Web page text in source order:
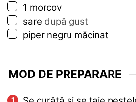
▢
1 morcov
▢
sare după gust
▢
piper negru măcinat
MOD DE PREPARARE